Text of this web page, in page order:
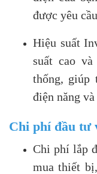
được yêu
Hiệu suất
suất cao
thống, giúp
điện năng
Chi phí đầu tư
Chi phí lắp
mua thiết